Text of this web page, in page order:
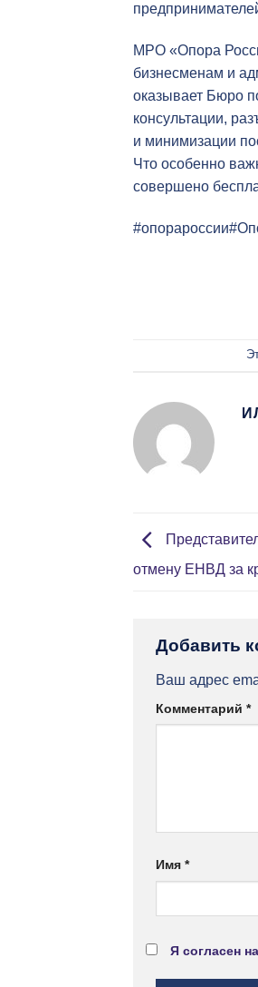
МРО «Опора
бизнесменам и
оказывает Бюро
консультации,
и минимизации
Что особенно
совершено
отмену ЕНВД за
Добавить
Ваш адрес
Комментарий *
Имя *
Я согласен